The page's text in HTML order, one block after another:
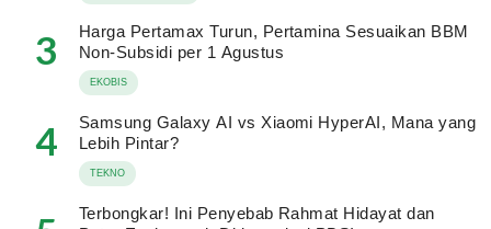
3
Harga Pertamax Turun, Pertamina Sesuaikan BBM
Non-Subsidi per 1 Agustus
EKOBIS
4
Samsung Galaxy AI vs Xiaomi HyperAI, Mana yang
Lebih Pintar?
TEKNO
Terbongkar! Ini Penyebab Rahmat Hidayat dan